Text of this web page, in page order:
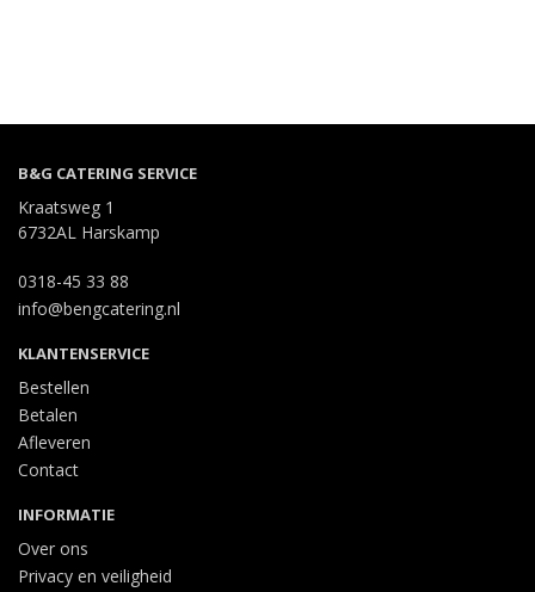
B&G CATERING SERVICE
Kraatsweg 1
6732AL Harskamp
0318-45 33 88
info@bengcatering.nl
KLANTENSERVICE
Bestellen
Betalen
Afleveren
Contact
INFORMATIE
Over ons
Privacy en veiligheid